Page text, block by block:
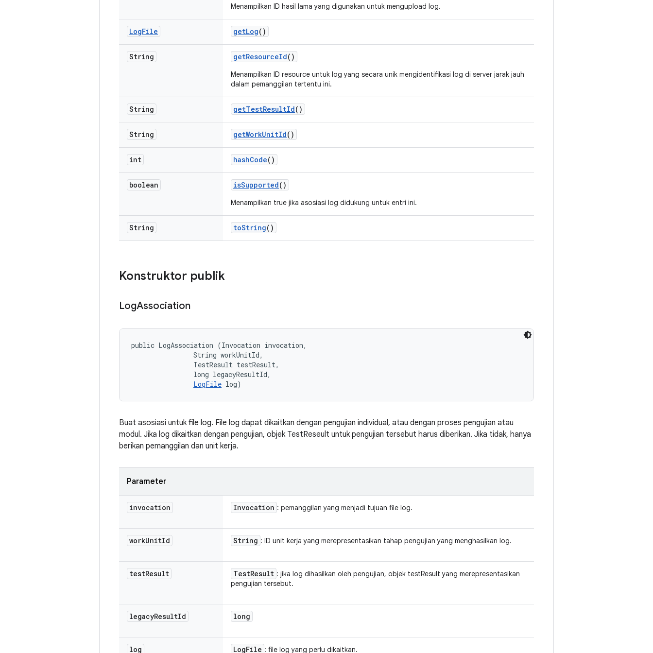
Menampilkan ID hasil lama yang digunakan untuk mengupload log.
LogFile getLog()
String getResourceId()
Menampilkan ID resource untuk log yang secara unik mengidentifikasi log di server jarak jauh
dalam pemanggilan tertentu ini.
String getTestResultId()
String getWorkUnitId()
int hashCode()
boolean isSupported()
Menampilkan true jika asosiasi log didukung untuk entri ini.
String toString()
Konstruktor publik
LogAssociation
public LogAssociation (Invocation invocation,
                String workUnitId,
                TestResult testResult,
                long legacyResultId,
LogFile log)
Buat asosiasi untuk file log. File log dapat dikaitkan dengan pengujian individual, atau dengan proses pengujian atau
modul. Jika log dikaitkan dengan pengujian, objek TestReseult untuk pengujian tersebut harus diberikan. Jika tidak, hanya
berikan pemanggilan dan unit kerja.
Parameter
invocation Invocation : pemanggilan yang menjadi tujuan file log.
workUnitId String : ID unit kerja yang merepresentasikan tahap pengujian yang menghasilkan log.
testResult TestResult : jika log dihasilkan oleh pengujian, objek testResult yang merepresentasikan
pengujian tersebut.
legacyResultId long
log LogFile : file log yang perlu dikaitkan.